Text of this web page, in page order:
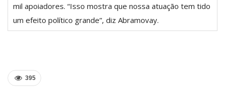
mil apoiadores. “Isso mostra que nossa atuação tem tido
um efeito político grande”, diz Abramovay.
395